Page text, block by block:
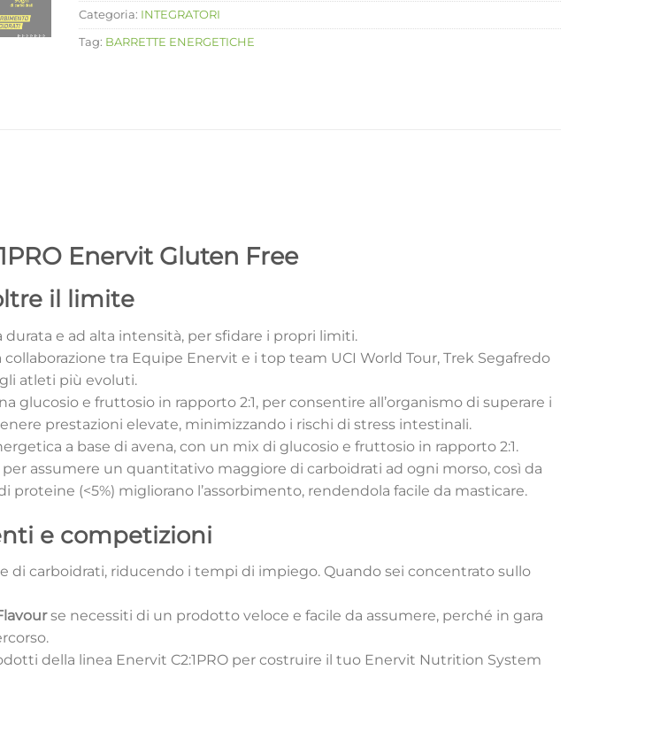
Categoria: INTEGRATORI
Tag: BARRETTE ENERGETICHE
Enervit Gluten Free
il limite
e ad alta intensità, per sfidare i propri limiti.
tra Equipe Enervit e i top team UCI World Tour, Trek Segafredo
atleti più evoluti.
e fruttosio in rapporto 2:1, per consentire all’organismo di superare i
prestazioni elevate, minimizzando i rischi di stress intestinali.
a base di avena, con un mix di glucosio e fruttosio in rapporto 2:1.
assumere un quantitativo maggiore di carboidrati ad ogni morso, così da
(<5%) migliorano l’assorbimento, rendendola facile da masticare.
e competizioni
di carboidrati, riducendo i tempi di impiego. Quando sei concentrato sullo
se necessiti di un prodotto veloce e facile da assumere, perché in gara
della linea Enervit C2:1PRO per costruire il tuo Enervit Nutrition System